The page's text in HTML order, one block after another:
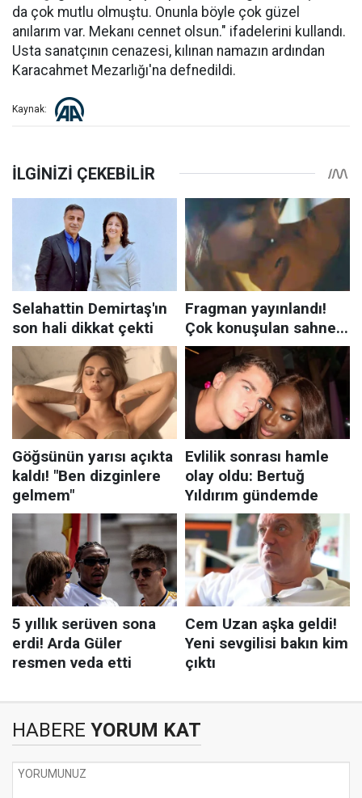
da çok mutlu olmuştu. Onunla böyle çok güzel
anılarım var. Mekanı cennet olsun." ifadelerini kullandı.
Usta sanatçının cenazesi, kılınan namazın ardından
Karacahmet Mezarlığı'na defnedildi.
Kaynak:
HABERE YORUM KAT